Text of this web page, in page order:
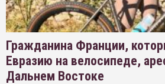
Гражданина Франции,
Евразию на велосипеде,
Дальнем Востоке